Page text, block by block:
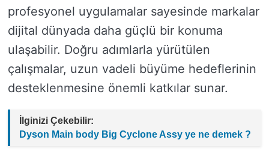
profesyonel uygulamalar sayesinde markalar
dijital dünyada daha güçlü bir konuma
ulaşabilir. Doğru adımlarla yürütülen
çalışmalar, uzun vadeli büyüme hedeflerinin
desteklenmesine önemli katkılar sunar.
İlginizi Çekebilir:
Dyson Main body Big Cyclone Assy ye ne demek ?